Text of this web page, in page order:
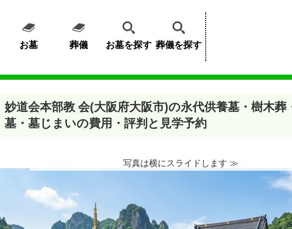
お墓 葬儀 お墓を探す 葬儀を探す
妙道会本部教 会(大阪府大阪市)の永代供養墓・樹木葬
墓・墓じまいの費用・評判と見学予約
写真は横にスライドします ≫︎